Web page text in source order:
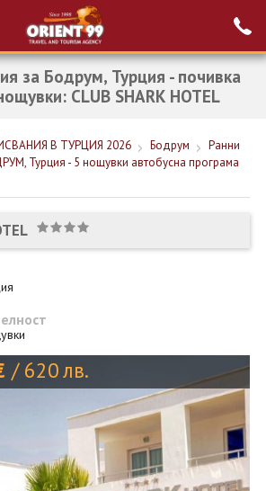
Проверка на
резервация
КОНТАКТИ
за Бодрум, Турция - почивка
CLUB SHARK HOTEL
В ТУРЦИЯ 2026 Бодрум
Ранни
Турция - 5 нощувки автобусна програма
/ 620лв.